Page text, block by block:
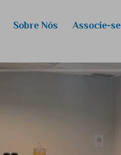
Sobre Nós Associe-se